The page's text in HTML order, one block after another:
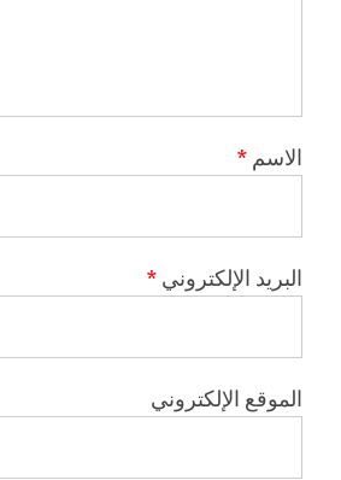
الاسم *
البريد الإلكتروني *
الموقع الإلكتروني